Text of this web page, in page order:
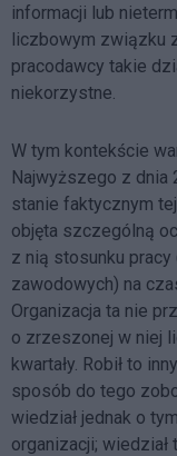
informacji lub
liczbowym związku
pracodawcy takie
niekorzystne.
W tym kontekście
Najwyższego z dnia
stanie faktycznym
objęta szczególną
z nią stosunku
zawodowych) na
Organizacja ta nie
o zrzeszonej w niej
kwartały. Robił to
sposób do tego
wiedział jednak o
organizacji;